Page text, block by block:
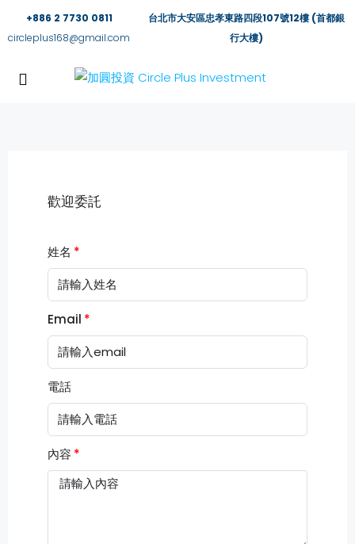
+886 2 7730 0811
circleplus168@gmail.com
台北市大安區忠孝東路四段107號12樓 (首都銀
行大樓)
歡迎委託
姓名
Email
電話
內容